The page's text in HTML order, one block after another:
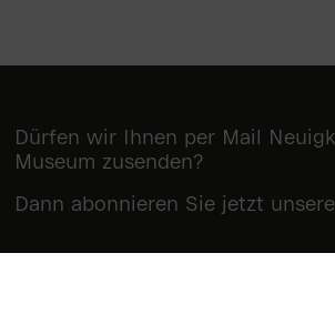
Dürfen wir Ihnen per Mail
Museum zusenden?
Dann abonnieren Sie jetzt